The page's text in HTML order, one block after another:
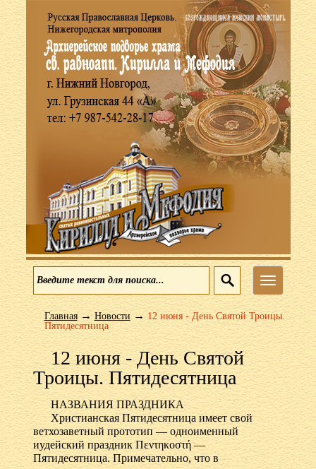
Меню
Главная→Новости→12 июня - День Святой Троицы.
Пятидесятница
12 июня - День Святой
Троицы. Пятидесятница
НАЗВАНИЯ ПРАЗДНИКА
Христианская Пятидесятница имеет свой
ветхозаветный прототип — одноименный
иудейский праздник Πεντηκοστή —
Пятидесятница. Примечательно, что в